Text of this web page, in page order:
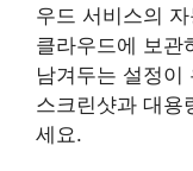
우드 서비스의
클라우드에 보관
남겨두는 설정이
스크린샷과 대용
세요.